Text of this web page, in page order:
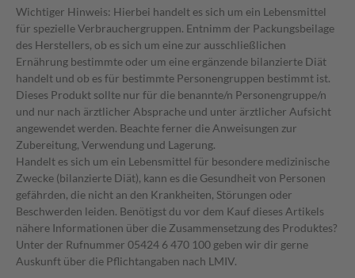
Wichtiger Hinweis: Hierbei handelt es sich um ein Lebensmittel
für spezielle Verbrauchergruppen. Entnimm der Packungsbeilage
des Herstellers, ob es sich um eine zur ausschließlichen
Ernährung bestimmte oder um eine ergänzende bilanzierte Diät
handelt und ob es für bestimmte Personengruppen bestimmt ist.
Dieses Produkt sollte nur für die benannte/n Personengruppe/n
und nur nach ärztlicher Absprache und unter ärztlicher Aufsicht
angewendet werden. Beachte ferner die Anweisungen zur
Zubereitung, Verwendung und Lagerung.
Handelt es sich um ein Lebensmittel für besondere medizinische
Zwecke (bilanzierte Diät), kann es die Gesundheit von Personen
gefährden, die nicht an den Krankheiten, Störungen oder
Beschwerden leiden. Benötigst du vor dem Kauf dieses Artikels
nähere Informationen über die Zusammensetzung des Produktes?
Unter der Rufnummer 05424 6 470 100 geben wir dir gerne
Auskunft über die Pflichtangaben nach LMIV.